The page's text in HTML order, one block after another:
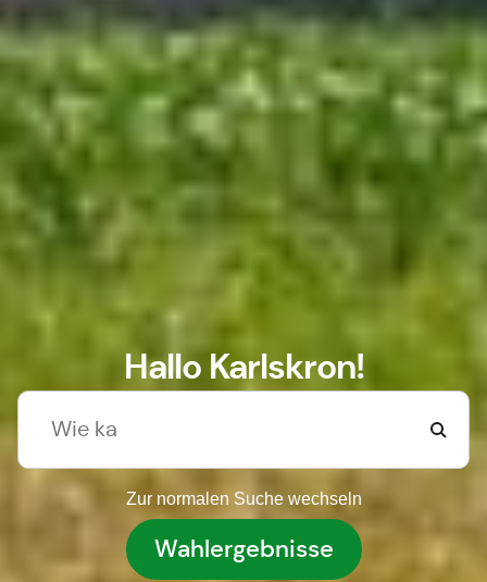
Hallo Karlskron!
Zur normalen Suche wechseln
Wahlergebnisse